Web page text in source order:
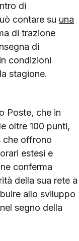
di
contare su una
di trazione
di
condizioni
stagione.
Poste, che in
oltre 100 punti,
che offrono
estesi e
conferma
della sua rete a
allo sviluppo
segno della